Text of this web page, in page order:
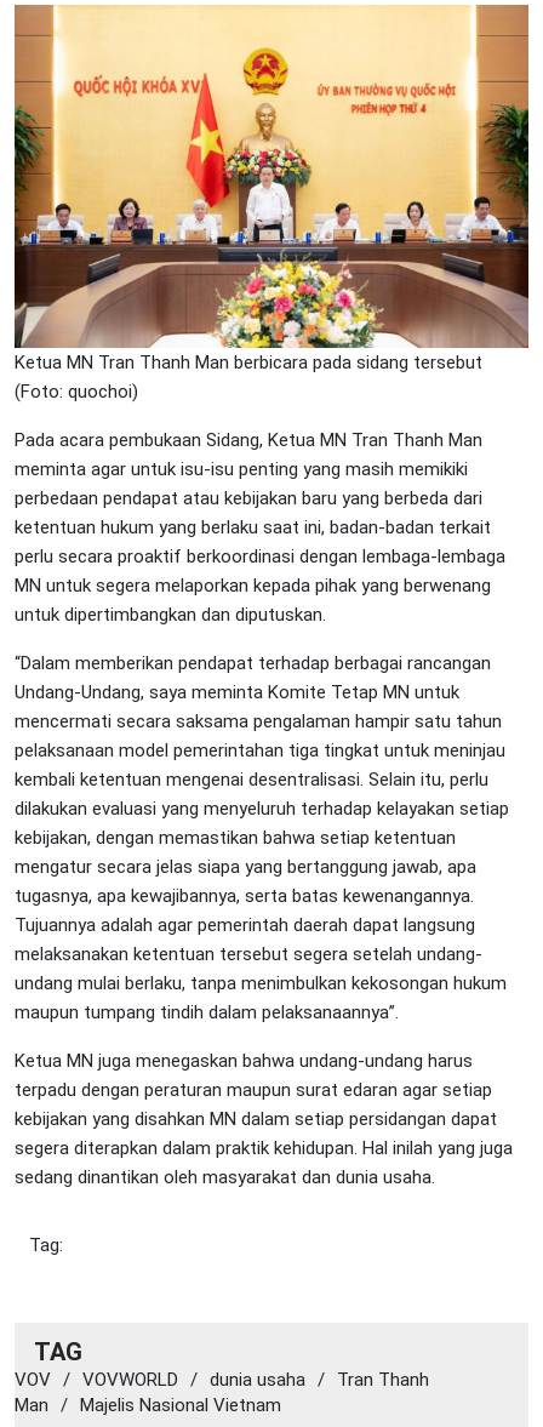
Ketua MN Tran Thanh Man berbicara pada sidang tersebut
(Foto: quochoi)
Pada acara pembukaan Sidang, Ketua MN Tran Thanh Man
meminta agar untuk isu-isu penting yang masih memikiki
perbedaan pendapat atau kebijakan baru yang berbeda dari
ketentuan hukum yang berlaku saat ini, badan-badan terkait
perlu secara proaktif berkoordinasi dengan lembaga-lembaga
MN untuk segera melaporkan kepada pihak yang berwenang
untuk dipertimbangkan dan diputuskan.
“Dalam memberikan pendapat terhadap berbagai rancangan
Undang-Undang, saya meminta Komite Tetap MN untuk
mencermati secara saksama pengalaman hampir satu tahun
pelaksanaan model pemerintahan tiga tingkat untuk meninjau
kembali ketentuan mengenai desentralisasi. Selain itu, perlu
dilakukan evaluasi yang menyeluruh terhadap kelayakan setiap
kebijakan, dengan memastikan bahwa setiap ketentuan
mengatur secara jelas siapa yang bertanggung jawab, apa
tugasnya, apa kewajibannya, serta batas kewenangannya.
Tujuannya adalah agar pemerintah daerah dapat langsung
melaksanakan ketentuan tersebut segera setelah undang-
undang mulai berlaku, tanpa menimbulkan kekosongan hukum
maupun tumpang tindih dalam pelaksanaannya”.
Ketua MN juga menegaskan bahwa undang-undang harus
terpadu dengan peraturan maupun surat edaran agar setiap
kebijakan yang disahkan MN dalam setiap persidangan dapat
segera diterapkan dalam praktik kehidupan. Hal inilah yang juga
sedang dinantikan oleh masyarakat dan dunia usaha.
Tag:
TAG
VOV / VOVWORLD / dunia usaha /
Tran Thanh
Man
/ Majelis Nasional Vietnam